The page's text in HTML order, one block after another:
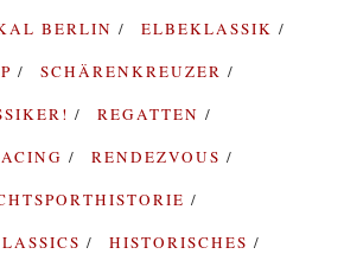
BERLIN
ELBEKLASSIK
SCHÄRENKREUZER
REGATTEN
RENDEZVOUS
HISTORISCHES